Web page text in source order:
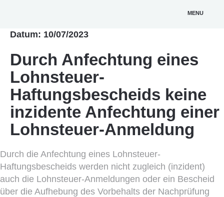
MENU
Datum: 10/07/2023
Durch Anfechtung eines
Lohnsteuer-
Haftungsbescheids keine
inzidente Anfechtung einer
Lohnsteuer-Anmeldung
Durch die Anfechtung eines Lohnsteuer-
Haftungsbescheids werden nicht zugleich (inzident)
auch die Lohnsteuer-Anmeldungen oder ein Bescheid
über die Aufhebung des Vorbehalts der Nachprüfung